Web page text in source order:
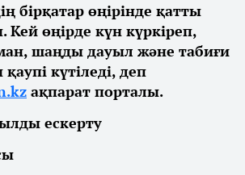
бірқатар өңірінде қатты
өңірде күн күркіреп,
шаңды дауыл және табиғи
күтіледі, деп
ақпарат порталы.
ескерту